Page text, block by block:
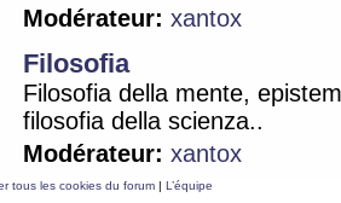
Modérateur: xantox
Filosofia
Filosofia della mente,
filosofia della scienza..
Modérateur: xantox
tous les cookies du forum | L’équipe